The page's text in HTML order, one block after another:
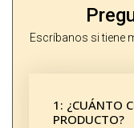
Escríbanos si tiene
1: ¿CUÁNTO
PRODUCTO?